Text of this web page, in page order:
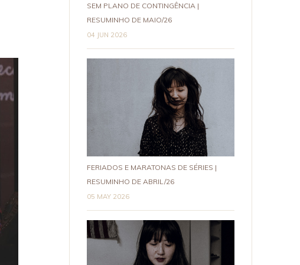
SEM PLANO DE CONTINGÊNCIA |
RESUMINHO DE MAIO/26
04 JUN 2026
FERIADOS E MARATONAS DE SÉRIES |
RESUMINHO DE ABRIL/26
05 MAY 2026